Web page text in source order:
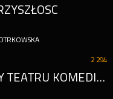
2 294
SPEKTAKL IMPROWIZOWANY TEATRU KOMEDII IMPRO W ŁODZI